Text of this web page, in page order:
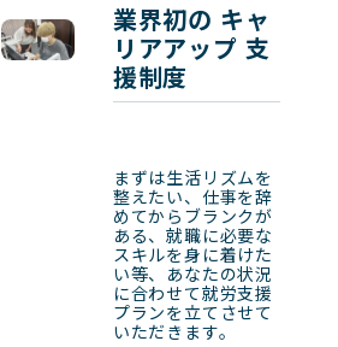
業界初の キャ
リアアップ 支
援制度
まずは生活リズムを
整えたい、仕事を辞
めてからブランクが
ある、就職に必要な
スキルを身に着けた
い等、あなたの状況
に合わせて就労支援
プランを立てさせて
いただきます。